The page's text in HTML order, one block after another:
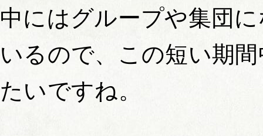
中にはグループや集団
いるので、この短い期
たいですね。